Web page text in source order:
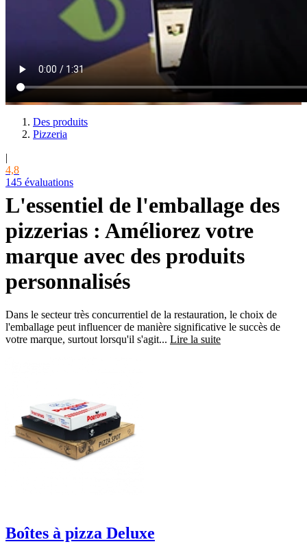
Des produits
Pizzeria
|
4,8
145 évaluations
L'essentiel de l'emballage des
pizzerias : Améliorez votre
marque avec des produits
personnalisés
Dans le secteur très concurrentiel de la restauration, le choix de
l'emballage peut influencer de manière significative le succès de
votre marque, surtout lorsqu'il s'agit... Lire la suite
Boîtes à pizza Deluxe